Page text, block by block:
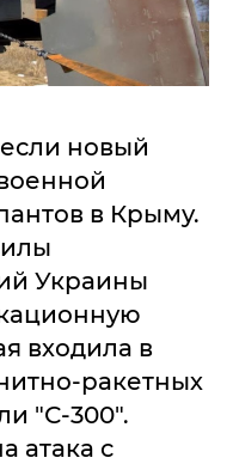
новый
в Крыму.
Украины
входила в
ракетных
"С-300".
атака с